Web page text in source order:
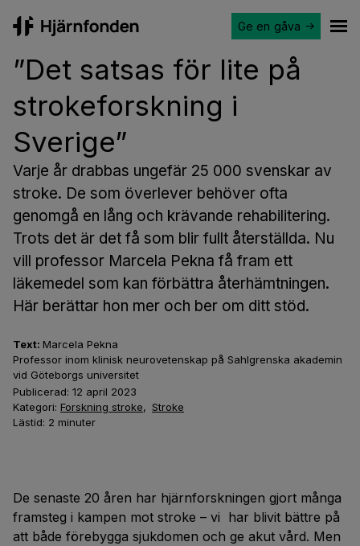
Ge en gåva
Text: Marcela Pekna
Professor inom klinisk neurovetenskap på Sahlgrenska akademin
vid Göteborgs universitet
Publicerad: 12 april 2023
Kategori: Forskning stroke, Stroke
Lästid: 2 minuter
”Det satsas för lite på
strokeforskning i
Sverige”
Varje år drabbas ungefär 25 000 svenskar av
stroke. De som överlever behöver ofta
genomgå en lång och krävande rehabilitering.
Trots det är det få som blir fullt återställda. Nu
vill professor Marcela Pekna få fram ett
läkemedel som kan förbättra återhämtningen.
Här berättar hon mer och ber om ditt stöd.
De senaste 20 åren har hjärnforskningen gjort många
framsteg i kampen mot stroke – vi har blivit bättre på
att både förebygga sjukdomen och ge akut vård. Men